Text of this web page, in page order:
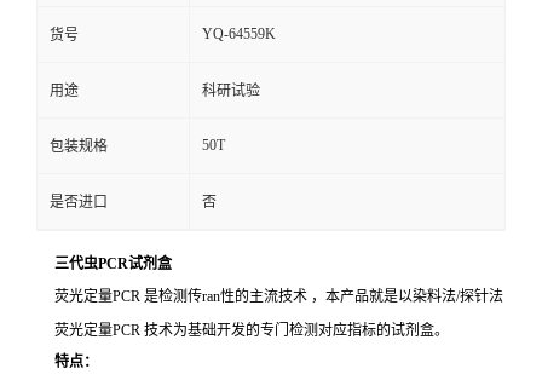
货号 YQ-64559K
用途 科研试验
包装规格 50T
是否进口 否
三代虫PCR试剂盒
荧光定量PCR 是检测传ran性的主流技术 ，本产品就是以染料法/探针法
荧光定量PCR 技术为基础开发的专门检测对应指标的试剂盒。
特点：